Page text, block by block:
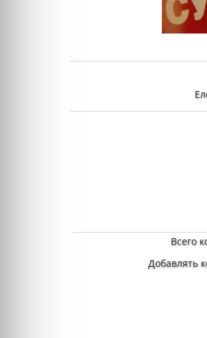
Всего
Добавлять